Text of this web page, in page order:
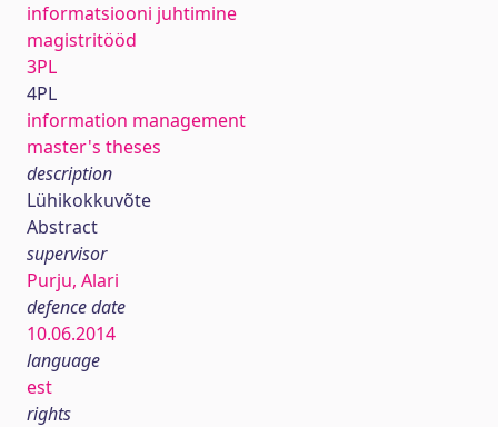
informatsiooni juhtimine
magistritööd
3PL
4PL
information management
master's theses
description
Lühikokkuvõte
Abstract
supervisor
Purju, Alari
defence date
10.06.2014
language
est
rights